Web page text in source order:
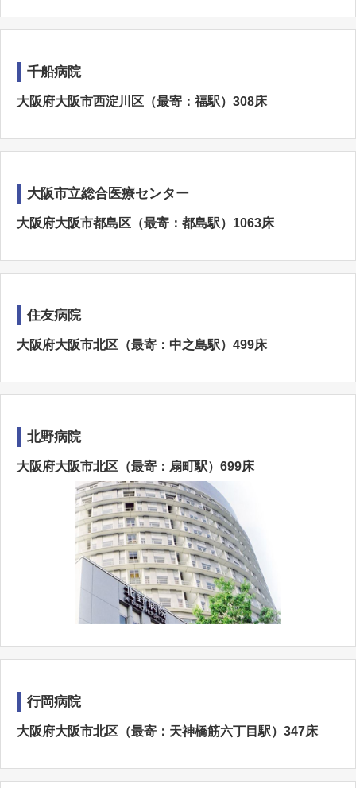
千船病院
大阪府大阪市西淀川区（最寄：福駅）308床
大阪市立総合医療センター
大阪府大阪市都島区（最寄：都島駅）1063床
住友病院
大阪府大阪市北区（最寄：中之島駅）499床
北野病院
大阪府大阪市北区（最寄：扇町駅）699床
行岡病院
大阪府大阪市北区（最寄：天神橋筋六丁目駅）347床